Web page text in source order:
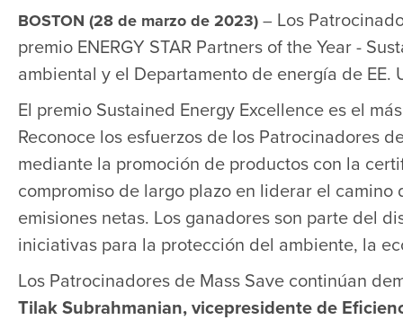
BOSTON (28 de marzo de 2023) – Los
premio ENERGY STAR Partners of the Year -
ambiental y el Departamento de energía de EE.
El premio Sustained Energy Excellence es el
Reconoce los esfuerzos de los Patrocinadores
mediante la promoción de productos con la
compromiso de largo plazo en liderar el
emisiones netas. Los ganadores son parte del
iniciativas para la protección del ambiente, la
Los Patrocinadores de Mass Save continúan
Tilak Subrahmanian, vicepresidente de